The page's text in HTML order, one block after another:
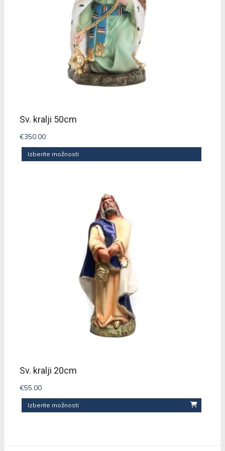
Sv. kralji 50cm
€350.00
Izberite možnosti
Sv. kralji 20cm
€55.00
Izberite možnosti